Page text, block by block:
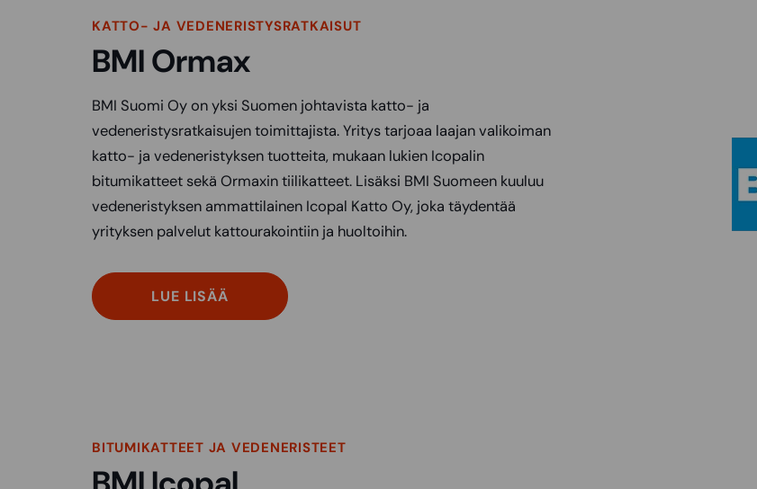
KATTO- JA VEDENERISTYSRATKAISUT
BMI Ormax
BMI Suomi Oy on yksi Suomen johtavista katto- ja
vedeneristysratkaisujen toimittajista. Yritys tarjoaa laajan valikoiman
katto- ja vedeneristyksen tuotteita, mukaan lukien Icopalin
bitumikatteet sekä Ormaxin tiilikatteet. Lisäksi BMI Suomeen kuuluu
vedeneristyksen ammattilainen Icopal Katto Oy, joka täydentää
yrityksen palvelut kattourakointiin ja huoltoihin.
LUE LISÄÄ
BITUMIKATTEET JA VEDENERISTEET